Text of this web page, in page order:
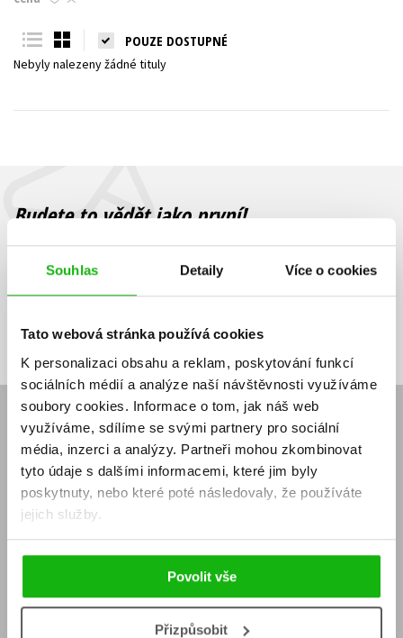
Souhlas Detaily Více o cookies
Tato webová stránka používá cookies
K personalizaci obsahu a reklam, poskytování funkcí
sociálních médií a analýze naší návštěvnosti využíváme
soubory cookies. Informace o tom, jak náš web
využíváme, sdílíme se svými partnery pro sociální
média, inzerci a analýzy. Partneři mohou zkombinovat
tyto údaje s dalšími informacemi, které jim byly
poskytnuty, nebo které poté následovaly, že používáte
jejich služby.
Povolit vše
Přizpůsobit
Young adult (SK)
Všechny tituly
POUZE DOSTUPNÉ
Nebyly nalezeny žádné tituly
Budete to vědět jako první!
Zajímá Vás, jaký knižní hit právě vychází, na jaké zboží je výhodná
sleva, jaká běží soutěž o ceny? Přihlášením k odběru našich e-
souhlasíte se zpracováním osobních údajů
mailová
adresa
mailová
adresa
Vaše e-mailová adresa Přihlásit se
E-SHOP
Aktuality
Naši autoři
Obchodní podmínky
Jak nakoupit
Knižní novinky
Dárkové poukazy
Affiliate program
KONTAKTY
Kontakty Albatros Media